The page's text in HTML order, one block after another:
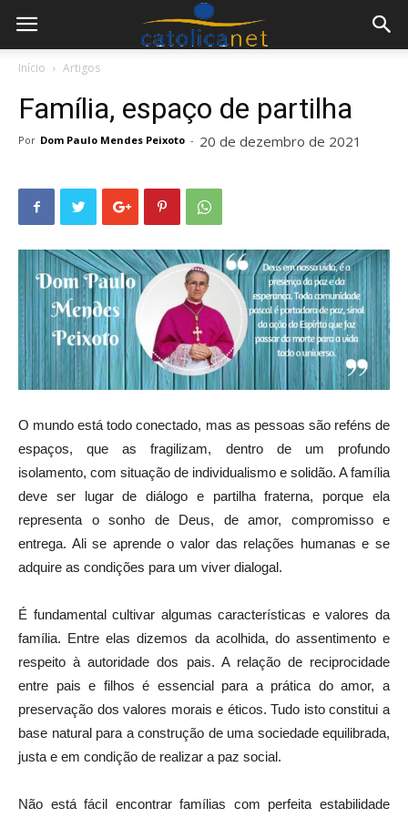
Início Artigos
Família, espaço de partilha
Por Dom Paulo Mendes Peixoto - 20 de dezembro de 2021
O mundo está todo conectado, mas as pessoas são reféns de
espaços, que as fragilizam, dentro de um profundo
isolamento, com situação de individualismo e solidão. A família
deve ser lugar de diálogo e partilha fraterna, porque ela
representa o sonho de Deus, de amor, compromisso e
entrega. Ali se aprende o valor das relações humanas e se
adquire as condições para um viver dialogal.
É fundamental cultivar algumas características e valores da
família. Entre elas dizemos da acolhida, do assentimento e
respeito à autoridade dos pais. A relação de reciprocidade
entre pais e filhos é essencial para a prática do amor, a
preservação dos valores morais e éticos. Tudo isto constitui a
base natural para a construção de uma sociedade equilibrada,
justa e em condição de realizar a paz social.
Não está fácil encontrar famílias com perfeita estabilidade